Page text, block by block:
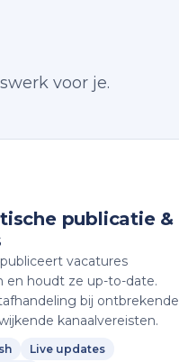
voor je.
publicatie &
vacatures
en houdt ze up-to-date.
bij ontbrekende
kanaalvereisten.
Live updates